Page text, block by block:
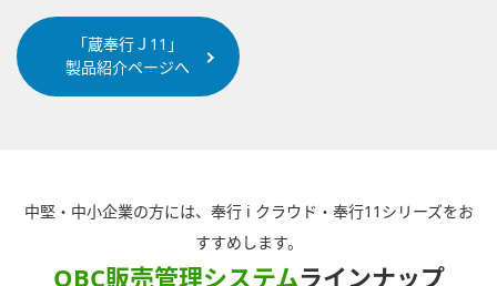
「蔵奉行Ｊ11」
製品紹介ページへ
中堅・中小企業の方には、奉行 i クラウド・奉行11シリーズをお
すすめします。
OBC販売管理システムラインナップ